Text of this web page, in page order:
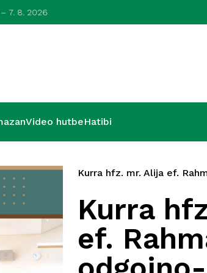
7. 8. 2026 Kurra hfz.
Video hutbeHatibi
Kurra hfz. mr. Alija ef.
Kurra
ef.